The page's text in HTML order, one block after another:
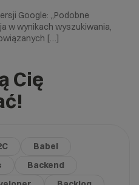
Google: „Podobne
w wynikach wyszukiwania,
[…]
Cię
Babel
Backend